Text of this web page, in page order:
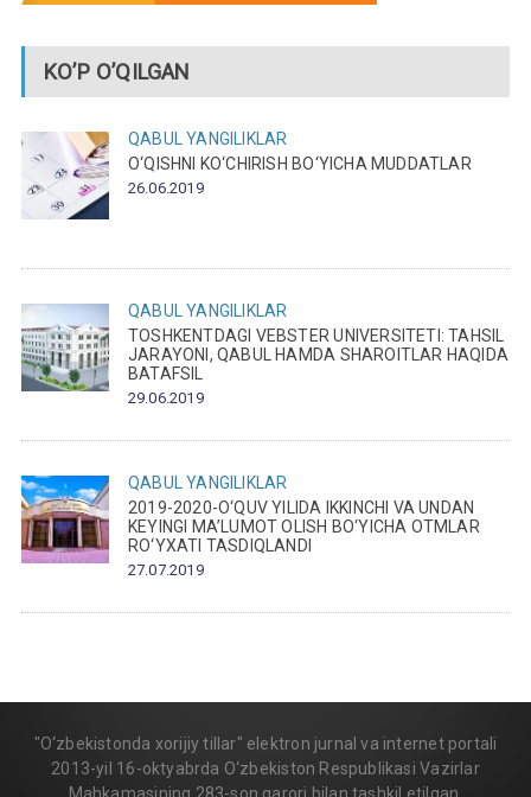
KO’P O’QILGAN
QABUL
YANGILIKLAR
O‘QISHNI KO‘CHIRISH BO‘YICHA MUDDATLAR
26.06.2019
QABUL
YANGILIKLAR
TOSHKENTDAGI VEBSTER UNIVERSITETI: TAHSIL
JARAYONI, QABUL HAMDA SHAROITLAR HAQIDA
BATAFSIL
29.06.2019
QABUL
YANGILIKLAR
2019-2020-O‘QUV YILIDA IKKINCHI VA UNDAN
KEYINGI MA’LUMOT OLISH BO‘YICHA OTMLAR
RO‘YXATI TASDIQLANDI
27.07.2019
"O‘zbekistonda xorijiy tillar" elektron jurnal va internet portali
2013-yil 16-oktyabrda O‘zbekiston Respublikasi Vazirlar